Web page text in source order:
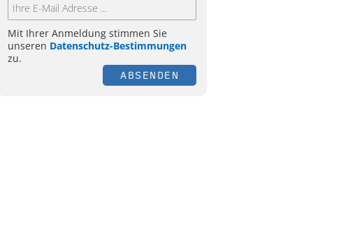
Mit Ihrer Anmeldung stimmen Sie
unseren Datenschutz-Bestimmungen
zu.
ABSENDEN